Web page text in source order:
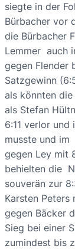
siegte in der
Bürbacher vor
die Bürbacher
Lemmer auch
gegen Flender
Satzgewinn
als könnten
als Stefan
6:11 verlor und
musste und im
gegen Ley mit
behielten die
souverän zur
Karsten Peters
gegen Bäcker
Sieg bei einer
zumindest bis